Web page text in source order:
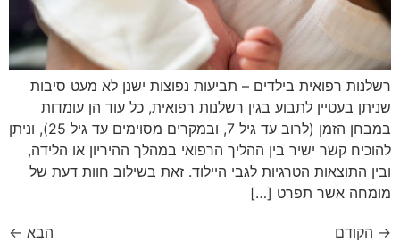
רשלנות רפואית בילדים – תביעות נפוצות ישנן לא מעט סיבות
שניתן בעטיין לתבוע בגין רשלנות רפואית, כל עוד הן עומדות
במבחן הזמן (לרוב עד גיל 7, ובמקרים מסוימים עד גיל 25), וניתן
להוכיח קשר ישיר בין ההליך הרפואי במהלך ההיריון או הלידה,
ובין התוצאות הטרגיות לגבי היילוד. זאת בשילוב חוות דעת של
מומחה אשר תפרט […]
→ הקודם הבא ←